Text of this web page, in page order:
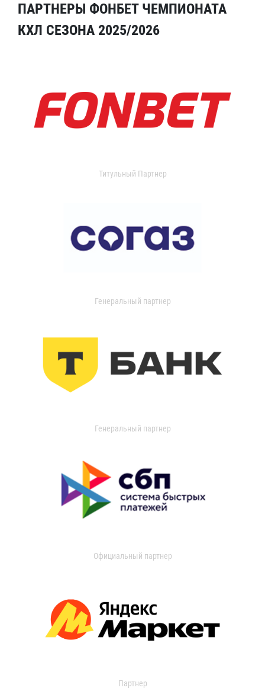
ПАРТНЕРЫ ФОНБЕТ ЧЕМПИОНАТА
КХЛ СЕЗОНА 2025/2026
Титульный Партнер
Генеральный партнер
Генеральный партнер
Официальный партнер
Партнер